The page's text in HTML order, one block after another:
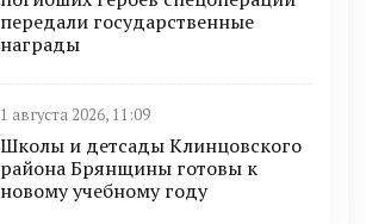
передали государственные
награды
1 августа 2026, 11:09
Школы и детсады Клинцовского
района Брянщины готовы к
новому учебному году